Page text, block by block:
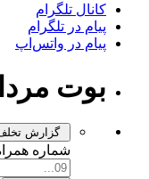
کانال تلگرام
پیام در تلگرام
پیام در واتس‌اپ
بوت
گزارش تخلف
شماره